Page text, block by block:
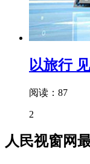
以旅行
阅读：87
2
人民视窗网